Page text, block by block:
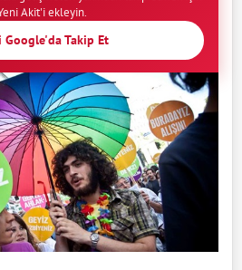
Akit'i ekleyin.
Google'da Takip Et